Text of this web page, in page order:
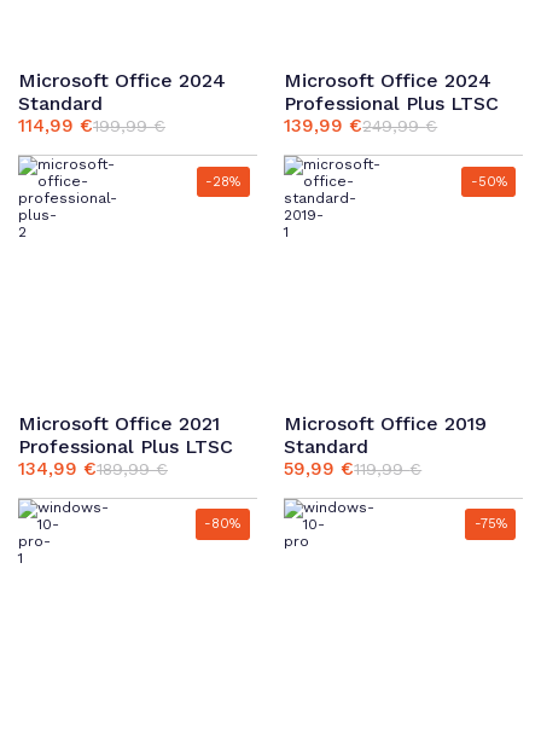
-28%
Microsoft Office 2021
Professional Plus LTSC
189,99€
Ursprünglicher
Preis
war:
189,99 €
134,99 €
Aktueller
Preis
ist:
134,99 €.
-50%
Microsoft Office 2019
Standard
119,99€
Ursprünglicher
Preis
war:
119,99 €
59,99€
Aktueller
Preis
ist:
59,99 €.
-80% -75%
Microsoft Office 2024
Standard
199,99€
Ursprünglicher
Preis
war:
199,99 €
114,99 €
Aktueller
Preis
ist:
114,99 €.
Microsoft Office 2024
Professional Plus LTSC
249,99€
Ursprünglicher
Preis
war:
249,99 €
139,99€
Aktueller
Preis
ist:
139,99 €.